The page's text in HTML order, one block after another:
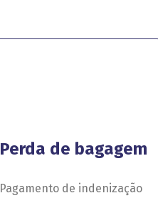
Perda de bagagem
Pagamento de indenização